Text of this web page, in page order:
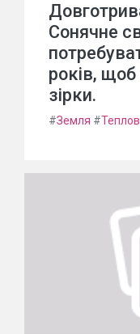
Сонячне
років, щоб
зірки.
#Земля #